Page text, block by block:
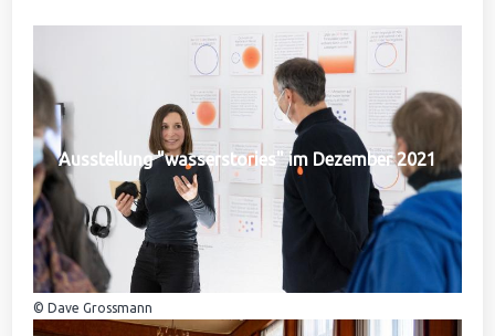
Ausstellung "wasserstories" im Dezember 2021
© Dave Grossmann